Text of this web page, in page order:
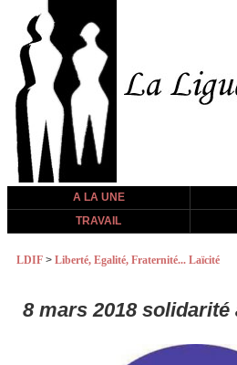
A LA UNE
TRAVAIL
LDIF > Liberté, Egalité, Fraternité... Laïcité
8 mars 2018